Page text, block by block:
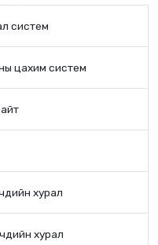
систем
цахим систем
хурал
хурал